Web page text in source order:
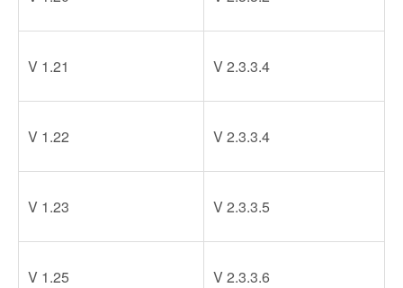
V 1.21 V 2.3.3.4
V 1.22 V 2.3.3.4
V 1.23 V 2.3.3.5
V 1.25 V 2.3.3.6